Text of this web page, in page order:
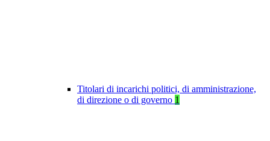
Titolari di incarichi politici, di amministrazione,
di direzione o di governo 1